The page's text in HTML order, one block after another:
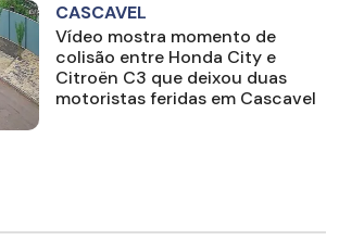
CASCAVEL
Vídeo mostra momento de
colisão entre Honda City e
Citroën C3 que deixou duas
motoristas feridas em Cascavel